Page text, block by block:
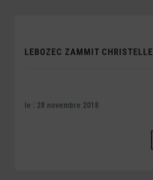
LEBOZEC ZAMMIT CHRISTELLE
le : 28 novembre 2018